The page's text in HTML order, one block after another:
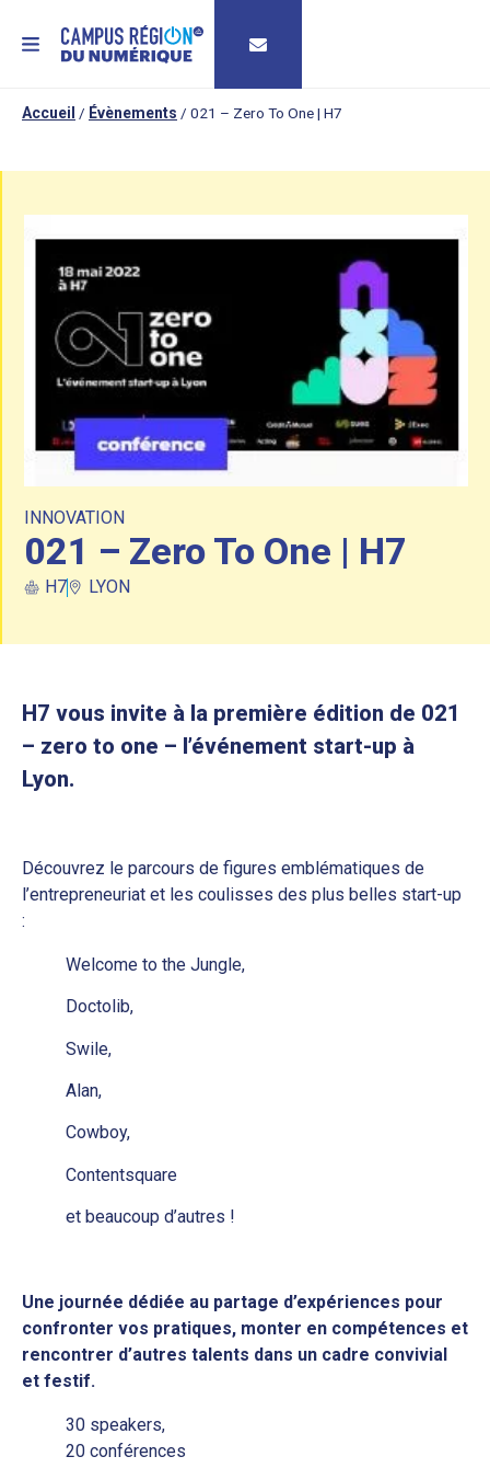
MENU
Accueil / Évènements / 021 – Zero To One | H7
INNOVATION
021 – Zero To One | H7
H7 LYON
H7 vous invite à la première édition de 021
– zero to one – l’événement start-up à
Lyon.
Découvrez le parcours de figures emblématiques de
l’entrepreneuriat et les coulisses des plus belles start-up
:
Welcome to the Jungle,
Doctolib,
Swile,
Alan,
Cowboy,
Contentsquare
et beaucoup d’autres !
Une journée dédiée au partage d’expériences pour
confronter vos pratiques, monter en compétences et
rencontrer d’autres talents dans un cadre convivial
et festif.
30 speakers,
20 conférences